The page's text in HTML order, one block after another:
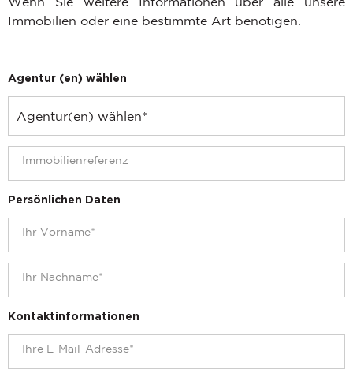
Immobilien oder eine bestimmte Art benötigen.
Agentur (en) wählen
Persönlichen Daten
Kontaktinformationen